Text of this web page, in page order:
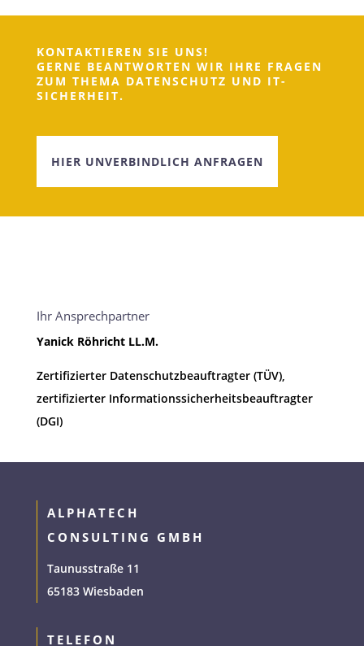
KONTAKTIEREN SIE UNS!
GERNE BEANTWORTEN WIR IHRE FRAGEN
ZUM THEMA DATENSCHUTZ UND IT-
SICHERHEIT.
HIER UNVERBINDLICH ANFRAGEN
Ihr Ansprechpartner
Yanick Röhricht LL.M.
Zertifizierter Datenschutzbeauftragter (TÜV),
zertifizierter Informationssicherheitsbeauftragter
(DGI)
ALPHATECH
CONSULTING GMBH
Taunusstraße 11
65183 Wiesbaden
TELEFON